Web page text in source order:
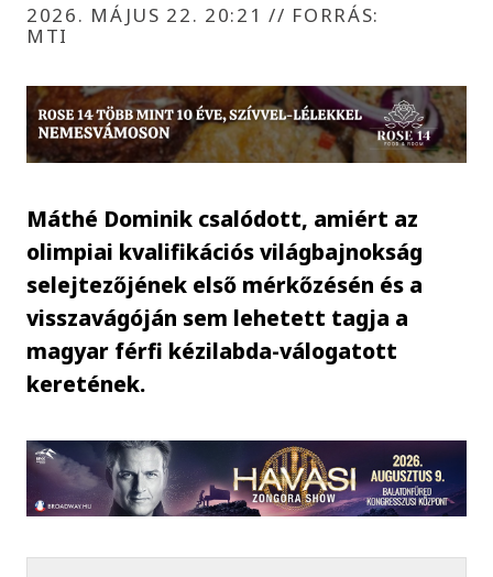
2026. MÁJUS 22. 20:21// FORRÁS:
MTI
Máthé Dominik csalódott, amiért az
olimpiai kvalifikációs világbajnokság
selejtezőjének első mérkőzésén és a
visszavágóján sem lehetett tagja a
magyar férfi kézilabda-válogatott
keretének.